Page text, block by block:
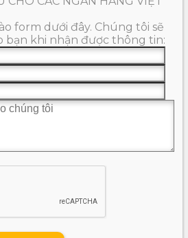
form dưới đây. Chúng tôi sẽ
bạn khi nhận được thông tin: